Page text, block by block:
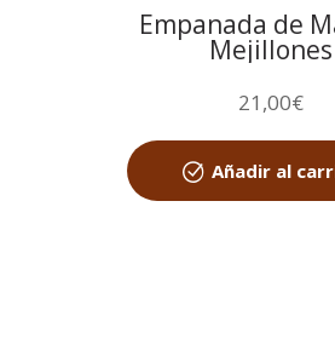
Empanada de
Mejillones
21,00€
Añadir al